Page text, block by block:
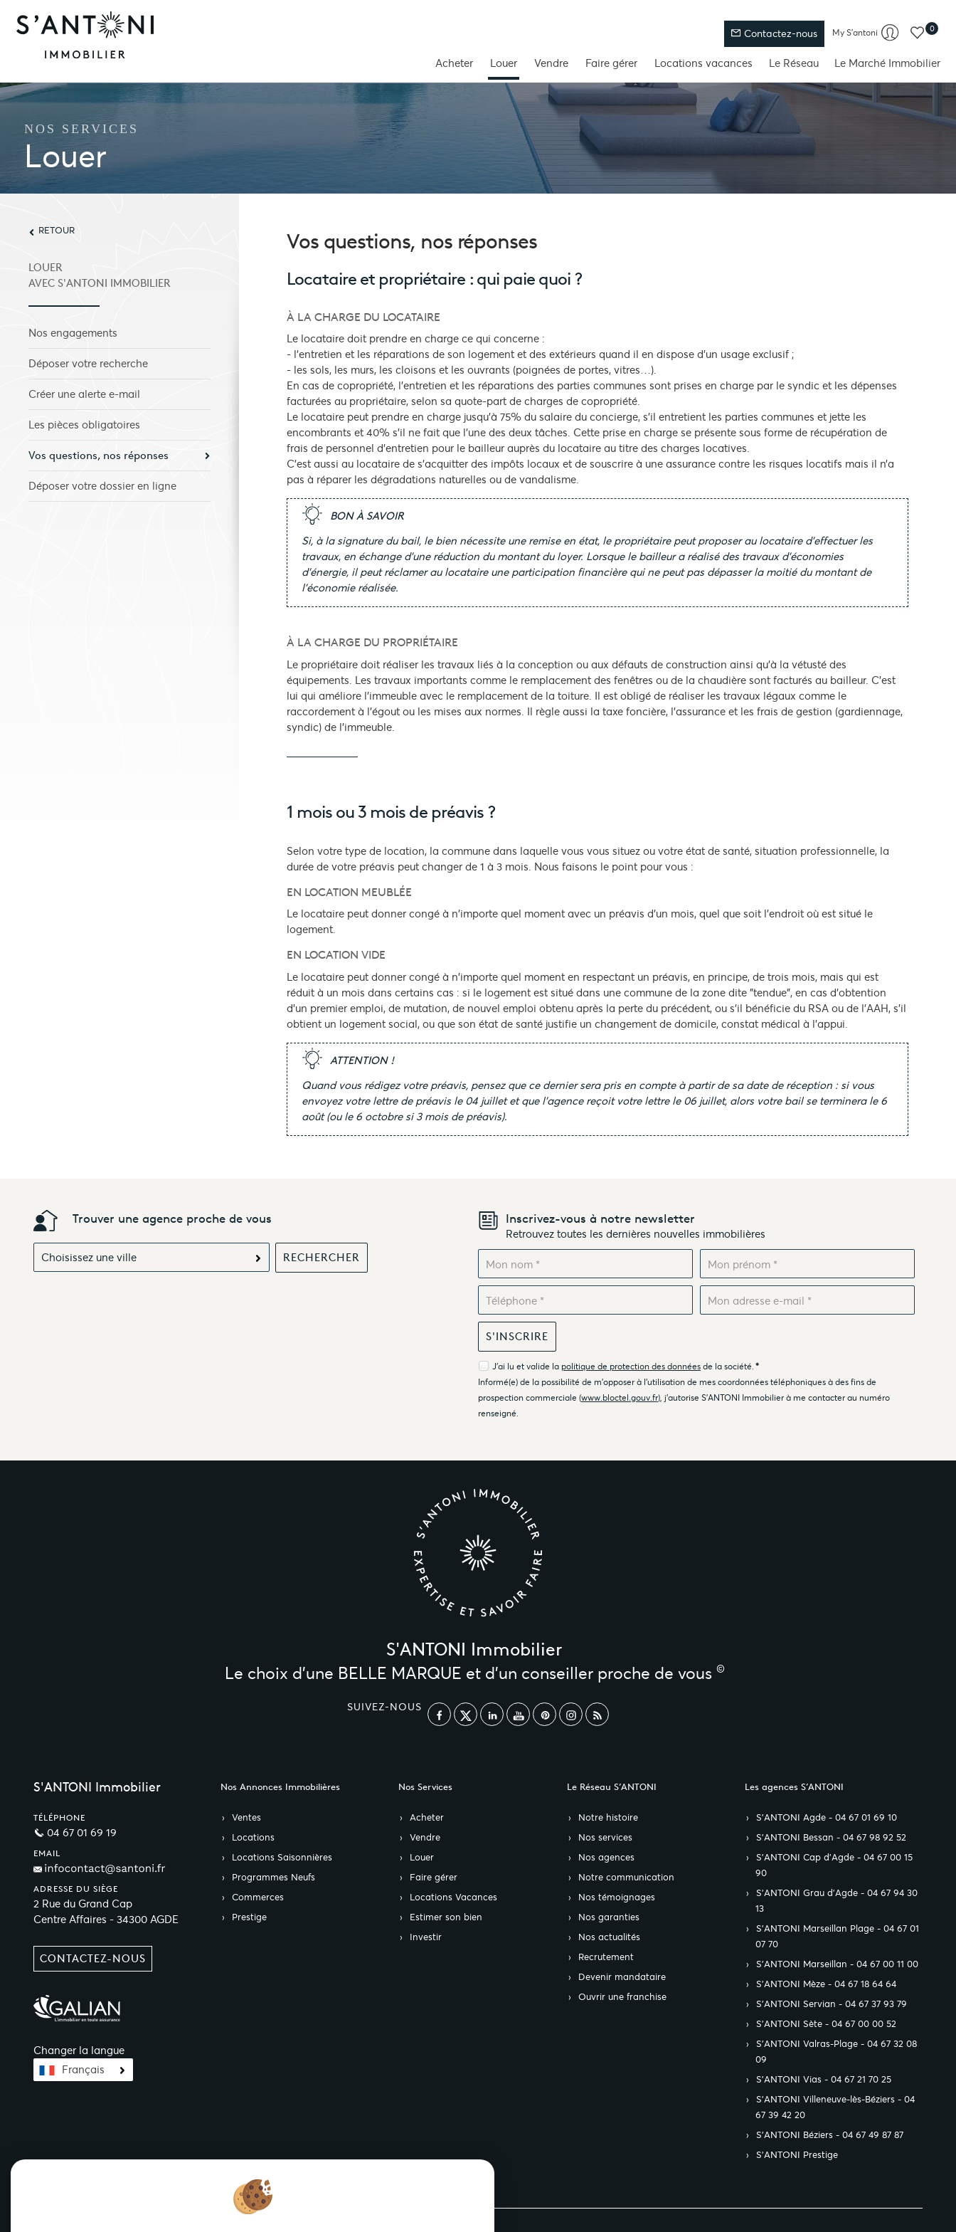
Acheter Louer Vendre Faire gérer Locations vacances Le Réseau Le Marché Immobilier
Contactez-nous My S'antoni 0
NOS SERVICES
Louer
RETOUR
LOUER
AVEC S'ANTONI IMMOBILIER
Nos engagements
Déposer votre recherche
Créer une alerte e-mail
Les pièces obligatoires
Vos questions, nos réponses
Déposer votre dossier en ligne
Vos questions, nos réponses
Locataire et propriétaire : qui paie quoi ?
À LA CHARGE DU LOCATAIRE
Le locataire doit prendre en charge ce qui concerne :
- l’entretien et les réparations de son logement et des extérieurs quand il en dispose d’un usage exclusif ;
- les sols, les murs, les cloisons et les ouvrants (poignées de portes, vitres…).
En cas de copropriété, l'entretien et les réparations des parties communes sont prises en charge par le syndic et les dépenses
facturées au propriétaire, selon sa quote-part de charges de copropriété.
Le locataire peut prendre en charge jusqu’à 75% du salaire du concierge, s’il entretient les parties communes et jette les
encombrants et 40% s’il ne fait que l’une des deux tâches. Cette prise en charge se présente sous forme de récupération de
frais de personnel d'entretien pour le bailleur auprès du locataire au titre des charges locatives.
C’est aussi au locataire de s’acquitter des impôts locaux et de souscrire à une assurance contre les risques locatifs mais il n’a
pas à réparer les dégradations naturelles ou de vandalisme.
BON À SAVOIR
Si, à la signature du bail, le bien nécessite une remise en état, le propriétaire peut proposer au locataire d’effectuer les
travaux, en échange d’une réduction du montant du loyer. Lorsque le bailleur a réalisé des travaux d’économies
d’énergie, il peut réclamer au locataire une participation financière qui ne peut pas dépasser la moitié du montant de
l’économie réalisée.
À LA CHARGE DU PROPRIÉTAIRE
Le propriétaire doit réaliser les travaux liés à la conception ou aux défauts de construction ainsi qu’à la vétusté des
équipements. Les travaux importants comme le remplacement des fenêtres ou de la chaudière sont facturés au bailleur. C’est
lui qui améliore l’immeuble avec le remplacement de la toiture. Il est obligé de réaliser les travaux légaux comme le
raccordement à l’égout ou les mises aux normes. Il règle aussi la taxe foncière, l’assurance et les frais de gestion (gardiennage,
syndic) de l’immeuble.
1 mois ou 3 mois de préavis ?
Selon votre type de location, la commune dans laquelle vous vous situez ou votre état de santé, situation professionnelle, la
durée de votre préavis peut changer de 1 à 3 mois. Nous faisons le point pour vous :
EN LOCATION MEUBLÉE
Le locataire peut donner congé à n'importe quel moment avec un préavis d'un mois, quel que soit l'endroit où est situé le
logement.
EN LOCATION VIDE
Le locataire peut donner congé à n'importe quel moment en respectant un préavis, en principe, de trois mois, mais qui est
réduit à un mois dans certains cas : si le logement est situé dans une commune de la zone dite "tendue", en cas d'obtention
d'un premier emploi, de mutation, de nouvel emploi obtenu après la perte du précédent, ou s'il bénéficie du RSA ou de l'AAH, s'il
obtient un logement social, ou que son état de santé justifie un changement de domicile, constat médical à l'appui.
ATTENTION !
Quand vous rédigez votre préavis, pensez que ce dernier sera pris en compte à partir de sa date de réception : si vous
envoyez votre lettre de préavis le 04 juillet et que l’agence reçoit votre lettre le 06 juillet, alors votre bail se terminera le 6
août (ou le 6 octobre si 3 mois de préavis).
Trouver une agence proche de vous
Choisissez une ville
Inscrivez-vous à notre newsletter
Retrouvez toutes les dernières nouvelles immobilières
J'ai lu et valide la politique de protection des données de la société. *
Informé(e) de la possibilité de m'opposer à l'utilisation de mes coordonnées téléphoniques à des fins de
prospection commerciale (www.bloctel.gouv.fr), j'autorise S'ANTONI Immobilier à me contacter au numéro
renseigné.
S'ANTONI Immobilier
Le choix d’une BELLE MARQUE et d’un conseiller proche de vous ©
SUIVEZ-NOUS
S'ANTONI Immobilier
TÉLÉPHONE
04 67 01 69 19
EMAIL
ADRESSE DU SIÈGE
2 Rue du Grand Cap
Centre Affaires - 34300 AGDE
CONTACTEZ-NOUS
Changer la langue
Français
Nos Annonces Immobilières
Ventes
Locations
Locations Saisonnières
Programmes Neufs
Commerces
Prestige
Nos Services
Acheter
Vendre
Louer
Faire gérer
Locations Vacances
Estimer son bien
Investir
Le Réseau S’ANTONI
Notre histoire
Nos services
Nos agences
Notre communication
Nos témoignages
Nos garanties
Nos actualités
Recrutement
Devenir mandataire
Ouvrir une franchise
Les agences S’ANTONI
S’ANTONI Agde - 04 67 01 69 10
S’ANTONI Bessan - 04 67 98 92 52
S’ANTONI Cap d'Agde - 04 67 00 15
90
S’ANTONI Grau d'Agde - 04 67 94 30
13
S’ANTONI Marseillan Plage - 04 67 01
07 70
S’ANTONI Marseillan - 04 67 00 11 00
S’ANTONI Mèze - 04 67 18 64 64
S’ANTONI Servian - 04 67 37 93 79
S’ANTONI Sète - 04 67 00 00 52
S’ANTONI Valras-Plage - 04 67 32 08
09
S’ANTONI Vias - 04 67 21 70 25
S’ANTONI Villeneuve-lès-Béziers - 04
67 39 42 20
S’ANTONI Béziers - 04 67 49 87 87
S’ANTONI Prestige